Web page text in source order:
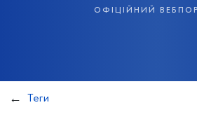
офіційний
Теги